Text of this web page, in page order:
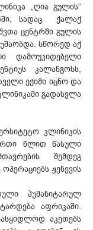
„ღია გულის“
სადაც ქალაქ
ცენტრში გულის
სწორედ აქ
დამოუკიდებელი
კალანგოსს,
ექიმი იცნო და
გადასვლა
კლინიკის
წლით წასული
შემდეგ
ჟენევის
ჰუმანიტარულ
აფრიკაში.
აკეთებს